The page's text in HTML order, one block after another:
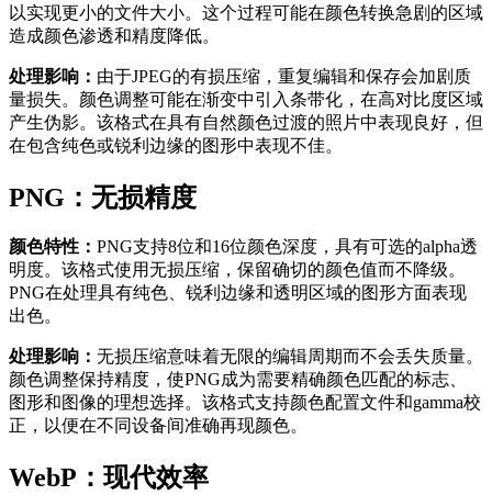
以实现更小的文件大小。这个过程可能在颜色转换急剧的区域
造成颜色渗透和精度降低。
处理影响： 由于JPEG的有损压缩，重复编辑和保存会加剧质
量损失。颜色调整可能在渐变中引入条带化，在高对比度区域
产生伪影。该格式在具有自然颜色过渡的照片中表现良好，但
在包含纯色或锐利边缘的图形中表现不佳。
PNG：无损精度
颜色特性： PNG支持8位和16位颜色深度，具有可选的alpha透
明度。该格式使用无损压缩，保留确切的颜色值而不降级。
PNG在处理具有纯色、锐利边缘和透明区域的图形方面表现
出色。
处理影响： 无损压缩意味着无限的编辑周期而不会丢失质量。
颜色调整保持精度，使PNG成为需要精确颜色匹配的标志、
图形和图像的理想选择。该格式支持颜色配置文件和gamma校
正，以便在不同设备间准确再现颜色。
WebP：现代效率